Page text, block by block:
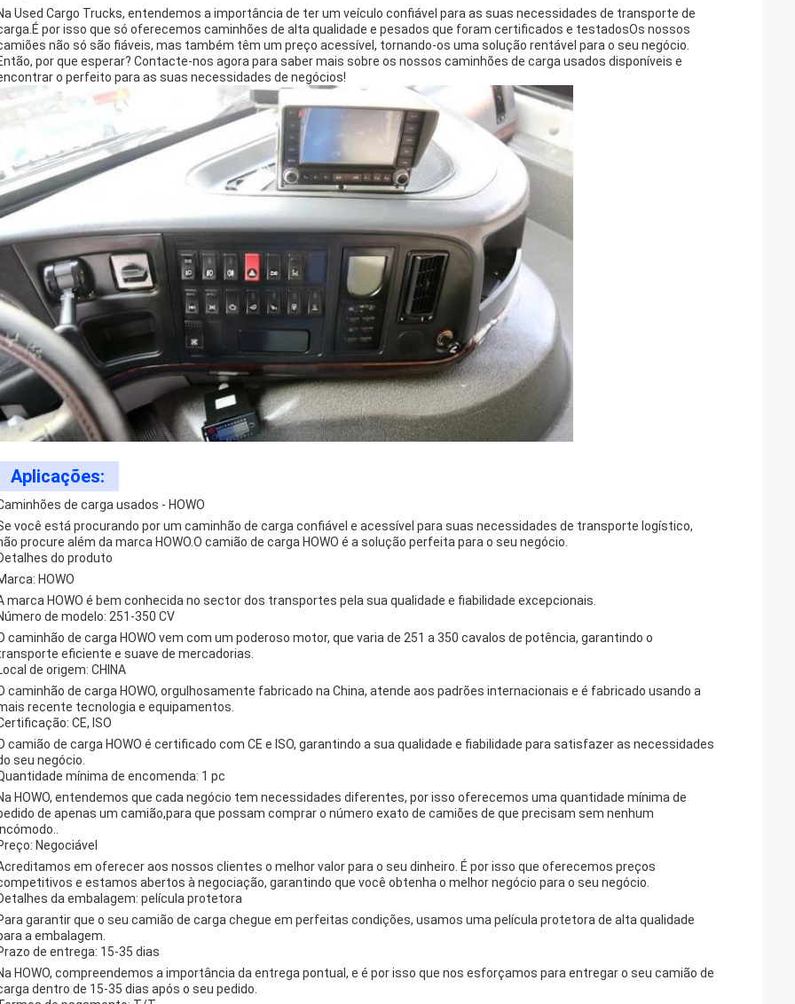
Used Cargo Trucks, entendemos a importância de ter um veículo confiável para as suas necessidades de transporte de
por isso que só oferecemos caminhões de alta qualidade e pesados que foram certificados e testadosOs nossos
não só são fiáveis, mas também têm um preço acessível, tornando-os uma solução rentável para o seu negócio.
por que esperar? Contacte-nos agora para saber mais sobre os nossos caminhões de carga usados disponíveis e
o perfeito para as suas necessidades de negócios!
Aplicações:
de carga usados - HOWO
você está procurando por um caminhão de carga confiável e acessível para suas necessidades de transporte logístico,
procure além da marca HOWO.O camião de carga HOWO é a solução perfeita para o seu negócio.
do produto
HOWO
marca HOWO é bem conhecida no sector dos transportes pela sua qualidade e fiabilidade excepcionais.
de modelo: 251-350 CV
caminhão de carga HOWO vem com um poderoso motor, que varia de 251 a 350 cavalos de potência, garantindo o
eficiente e suave de mercadorias.
de origem: CHINA
caminhão de carga HOWO, orgulhosamente fabricado na China, atende aos padrões internacionais e é fabricado usando a
recente tecnologia e equipamentos.
CE, ISO
camião de carga HOWO é certificado com CE e ISO, garantindo a sua qualidade e fiabilidade para satisfazer as necessidades
seu negócio.
mínima de encomenda: 1 pc
HOWO, entendemos que cada negócio tem necessidades diferentes, por isso oferecemos uma quantidade mínima de
de apenas um camião,para que possam comprar o número exato de camiões de que precisam sem nenhum
Negociável
em oferecer aos nossos clientes o melhor valor para o seu dinheiro. É por isso que oferecemos preços
e estamos abertos à negociação, garantindo que você obtenha o melhor negócio para o seu negócio.
da embalagem: película protetora
garantir que o seu camião de carga chegue em perfeitas condições, usamos uma película protetora de alta qualidade
a embalagem.
de entrega: 15-35 dias
HOWO, compreendemos a importância da entrega pontual, e é por isso que nos esforçamos para entregar o seu camião de
dentro de 15-35 dias após o seu pedido.